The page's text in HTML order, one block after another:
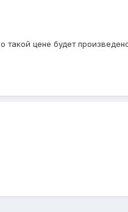
цене будет